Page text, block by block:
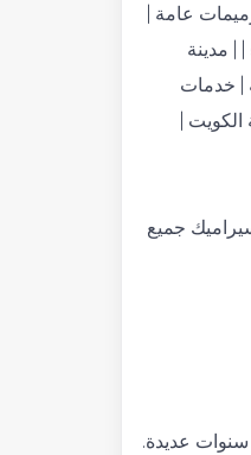
عامة |
| مدينة
| خدمات
|
جميع
سنوات عديدة.